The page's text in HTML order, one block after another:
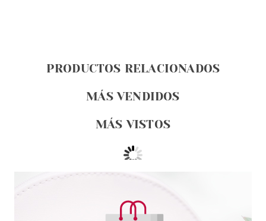
PRODUCTOS RELACIONADOS
MÁS VENDIDOS
MÁS VISTOS